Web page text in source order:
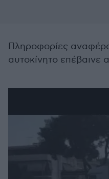
Πληροφορίες
αυτοκίνητο επέβαινε